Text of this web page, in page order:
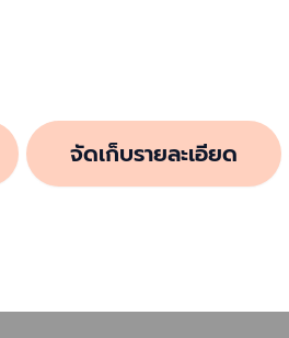
จัดเก็บรายละเอียด